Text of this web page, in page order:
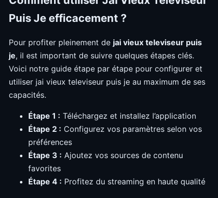
Puis Je efficacement ?
Pour profiter pleinement de jai vieux televiseur puis
je, il est important de suivre quelques étapes clés.
Voici notre guide étape par étape pour configurer et
utiliser jai vieux televiseur puis je au maximum de ses
capacités.
Étape 1 : Téléchargez et installez l’application
Étape 2 : Configurez vos paramètres selon vos
préférences
Étape 3 : Ajoutez vos sources de contenu
favorites
Étape 4 : Profitez du streaming en haute qualité